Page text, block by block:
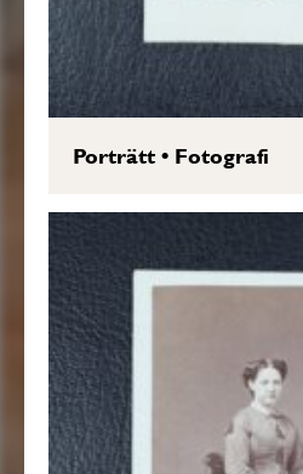
Porträtt• Fotografi